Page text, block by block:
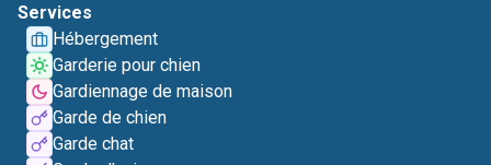
Services
Hébergement
Garderie pour chien
Gardiennage de maison
Garde de chien
Garde chat